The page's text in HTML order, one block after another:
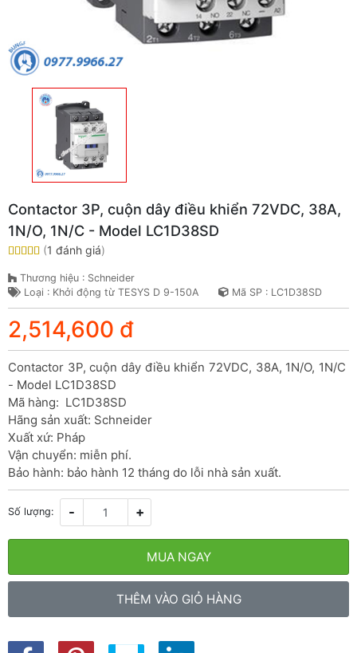
Contactor 3P, cuộn dây điều khiển 72VDC, 38A,
1N/O, 1N/C - Model LC1D38SD
(1 đánh giá)
Thương hiệu : Schneider
Loại : Khởi động từ TESYS D 9-150A
Mã SP : LC1D38SD
2,514,600 đ
Contactor 3P, cuộn dây điều khiển 72VDC, 38A, 1N/O, 1N/C
- Model LC1D38SD
Mã hàng:  LC1D38SD
Hãng sản xuất: Schneider
Xuất xứ: Pháp
Vận chuyển: miễn phí.
Bảo hành: bảo hành 12 tháng do lỗi nhà sản xuất.
Số lượng: - +
MUA NGAY
THÊM VÀO GIỎ HÀNG